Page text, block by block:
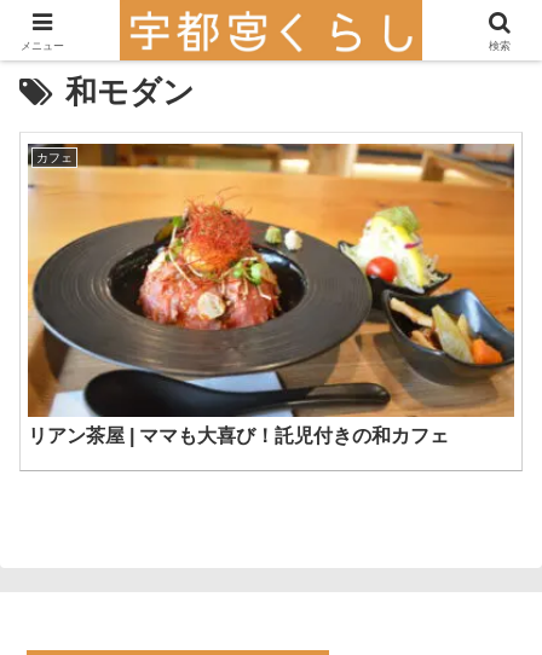
和モダン
カフェ
リアン茶屋 | ママも大喜び！託児付きの和カフェ
メニュー 検索